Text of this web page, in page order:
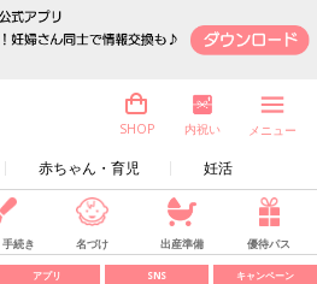
赤ちゃん・育児 妊活
SHOP 内祝い メニュー
続き 名づけ 出産準備 優待パス
アプリ SNS キャンペーン